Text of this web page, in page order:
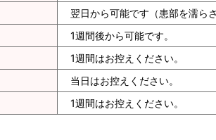
翌日から可能です（患部を濡らさ
1週間後から可能です。
1週間はお控えください。
当日はお控えください。
1週間はお控えください。